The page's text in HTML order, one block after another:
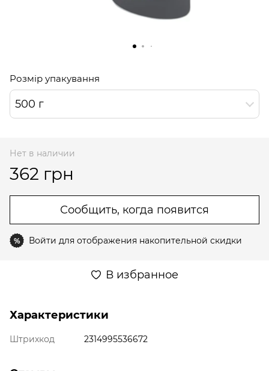
Розмір упакування
500 г
Нет в наличии
362 грн
Сообщить, когда появится
% Войти для отображения накопительной скидки
В избранное
Характеристики
Штрихкод 2314995536672